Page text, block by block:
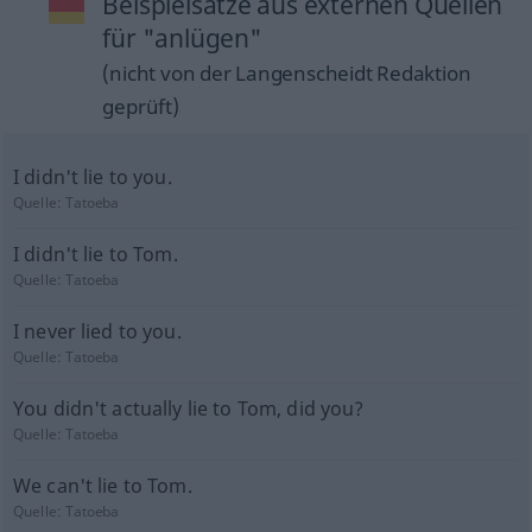
für "anlügen"
(nicht von der Langenscheidt Redaktion
geprüft)
I didn't lie to you.
Quelle:Tatoeba
I didn't lie to Tom.
Quelle:Tatoeba
I never lied to you.
Quelle:Tatoeba
You didn't actually lie to Tom, did you?
Quelle:Tatoeba
We can't lie to Tom.
Quelle:Tatoeba